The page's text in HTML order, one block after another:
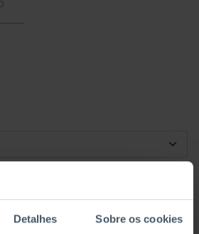
Detalhes Sobre os cookies